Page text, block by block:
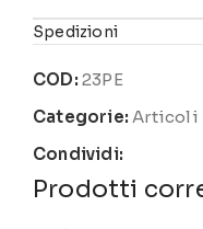
Spedizioni
COD: 23PE
Categorie: Articoli
Condividi:
Prodotti